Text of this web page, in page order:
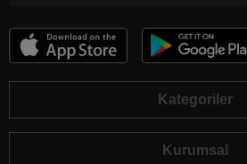
Kategoriler
Kurumsal